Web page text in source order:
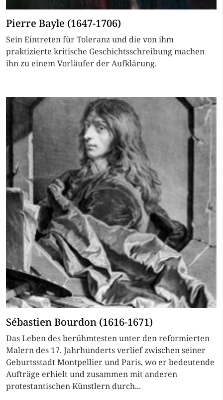
Pierre Bayle (1647-1706)
Sein Eintreten für Toleranz und die von ihm
praktizierte kritische Geschichtsschreibung machen
ihn zu einem Vorläufer der Aufklärung.
Sébastien Bourdon (1616-1671)
Das Leben des berühmtesten unter den reformierten
Malern des 17. Jahrhunderts verlief zwischen seiner
Geburtsstadt Montpellier und Paris, wo er bedeutende
Aufträge erhielt und zusammen mit anderen
protestantischen Künstlern durch...